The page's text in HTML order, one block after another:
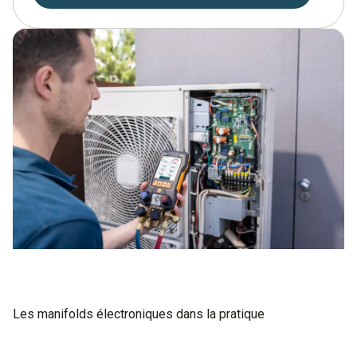
Les manifolds électroniques dans la pratique